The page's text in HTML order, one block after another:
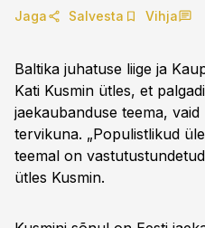
Jaga Salvesta Vihja
Baltika juhatuse liige ja
Kati Kusmin ütles, et
jaekaubanduse teema,
tervikuna. „Populistlikud
teemal on
ütles Kusmin.